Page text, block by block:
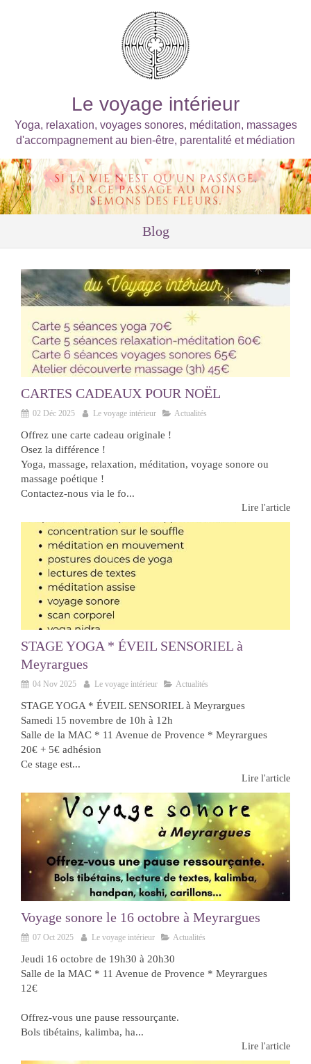
Le voyage intérieur
Yoga, relaxation, voyages sonores, méditation, massages
d'accompagnement au bien-être, parentalité et médiation
Blog
CARTES CADEAUX POUR NOËL
02 Déc 2025 Le voyage intérieur Actualités
Offrez une carte cadeau originale !
Osez la différence !
Yoga, massage, relaxation, méditation, voyage sonore ou
massage poétique !
Contactez-nous via le fo...
Lire l'article
STAGE YOGA * ÉVEIL SENSORIEL à
Meyrargues
04 Nov 2025 Le voyage intérieur Actualités
STAGE YOGA * ÉVEIL SENSORIEL à Meyrargues
Samedi 15 novembre de 10h à 12h
Salle de la MAC * 11 Avenue de Provence * Meyrargues
20€ + 5€ adhésion
Ce stage est...
Lire l'article
Voyage sonore le 16 octobre à Meyrargues
07 Oct 2025 Le voyage intérieur Actualités
Jeudi 16 octobre de 19h30 à 20h30
Salle de la MAC * 11 Avenue de Provence * Meyrargues
12€
Offrez-vous une pause ressourçante.
Bols tibétains, kalimba, ha...
Lire l'article